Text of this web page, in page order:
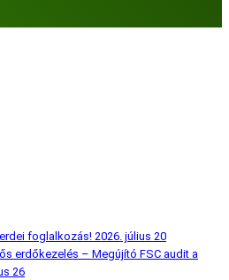
foglalkozás! 2026. július 20
erdőkezelés – Megújító FSC audit a
26